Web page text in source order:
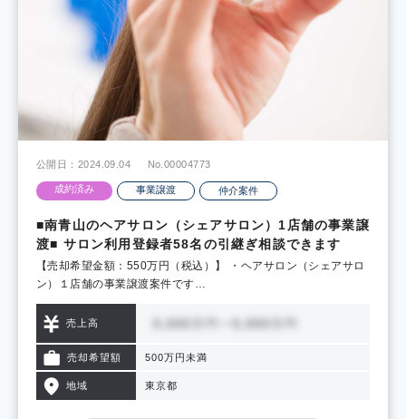
公開日：2024.09.04 No.00004773
成約済み 事業譲渡 仲介案件
■南青山のヘアサロン（シェアサロン）1店舗の事業譲
渡■ サロン利用登録者58名の引継ぎ相談できます
【売却希望金額：550万円（税込）】 ・ヘアサロン（シェアサロ
ン）１店舗の事業譲渡案件です…
売上高
売却希望額 500万円未満
地域 東京都